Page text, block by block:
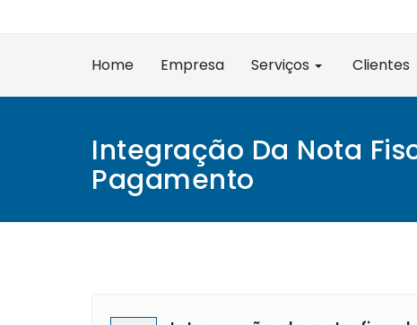
Home Empresa Serviços Clientes
Integração Da Nota
Pagamento